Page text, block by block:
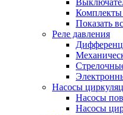
Комплекты
Показать
Реле давления
Насосы
Насосы
Насосы